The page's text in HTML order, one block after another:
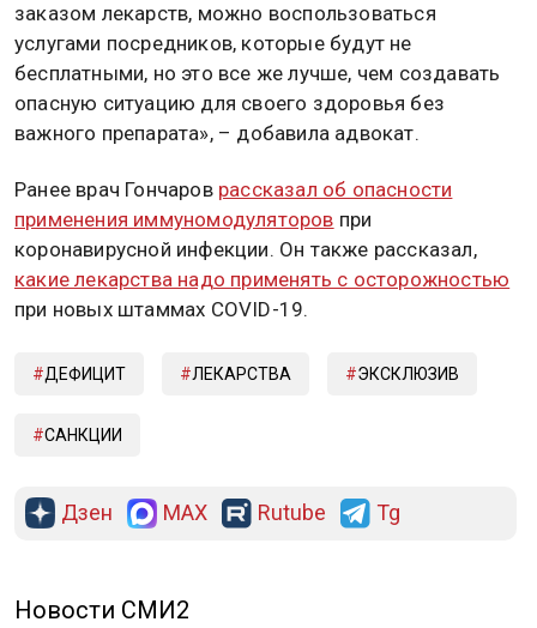
заказом лекарств, можно воспользоваться
услугами посредников, которые будут не
бесплатными, но это все же лучше, чем создавать
опасную ситуацию для своего здоровья без
важного препарата», – добавила адвокат.
Ранее врач Гончаров рассказал об опасности
применения иммуномодуляторов при
коронавирусной инфекции. Он также рассказал,
какие лекарства надо применять с осторожностью
при новых штаммах COVID-19.
ДЕФИЦИТ ЛЕКАРСТВА ЭКСКЛЮЗИВ
САНКЦИИ
Дзен MAX Rutube Tg
Новости СМИ2